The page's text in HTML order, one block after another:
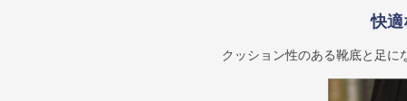
快適
クッション性のある靴底と足に